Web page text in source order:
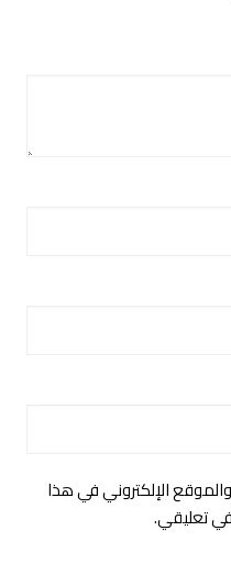
الإلكتروني في هذا
تعليقي.